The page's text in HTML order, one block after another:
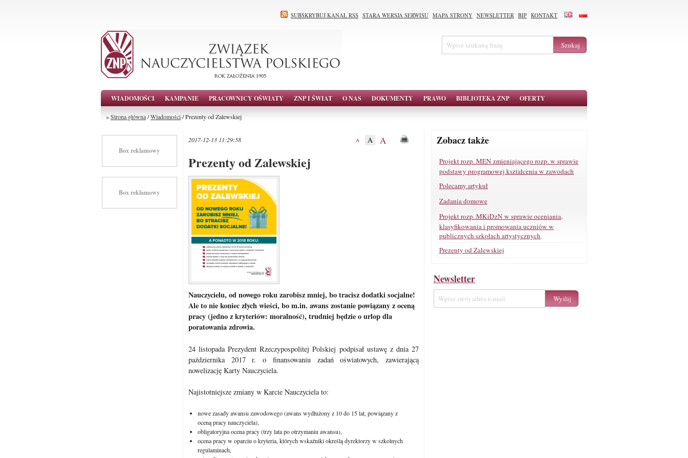
SUBSKRYBUJ KANAŁ RSS STARA WERSJA SERWISU MAPA STRONY NEWSLETTER BIP KONTAKT
WIADOMOŚCI KAMPANIE PRACOWNICY OŚWIATY ZNP I ŚWIAT O NAS DOKUMENTY PRAWO BIBLIOTEKA ZNP OFERTY
»Strona główna/Wiadomości/ Prezenty od Zalewskiej
Box reklamowy
Box reklamowy
A A A
2017-12-13 11:29:58
Prezenty od Zalewskiej
Nauczycielu, od nowego roku zarobisz mniej, bo tracisz dodatki socjalne!
Ale to nie koniec złych wieści, bo m.in. awans zostanie powiązany z oceną
pracy (jedno z kryteriów: moralność), trudniej będzie o urlop dla
poratowania zdrowia.
24 listopada Prezydent Rzeczypospolitej Polskiej podpisał ustawę z dnia 27
października 2017 r. o finansowaniu zadań oświatowych, zawierającą
nowelizację Karty Nauczyciela.
Najistotniejsze zmiany w Karcie Nauczyciela to:
nowe zasady awansu zawodowego (awans wydłużony z 10 do 15 lat, powiązany z
oceną pracy nauczyciela),
obligatoryjna ocena pracy (trzy lata po otrzymaniu awansu),
ocena pracy w oparciu o kryteria, których wskaźniki określą dyrektorzy w szkolnych
regulaminach,
Zobacz także
Projekt rozp. MEN zmieniającego rozp. w sprawie
podstawy programowej kształcenia w zawodach
Polecamy artykuł
Zadania domowe
Projekt rozp. MKiDzN w sprawie oceniania,
klasyfikowania i promowania uczniów w
publicznych szkołach artystycznych
Prezenty od Zalewskiej
Newsletter